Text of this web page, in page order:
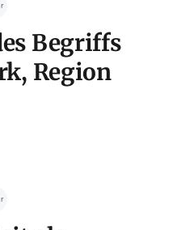
Begriffs
Region